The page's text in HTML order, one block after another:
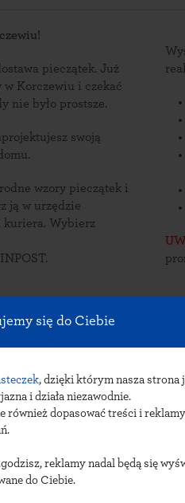
się do Ciebie
, dzięki którym nasza strona
i działa niezawodnie.
również dopasować treści i
reklamy nadal będą się
do Ciebie.
pieczątek. Już
w Korczewiu i czekać
nie było prostsze.
wzory pieczątek i
Wybierz